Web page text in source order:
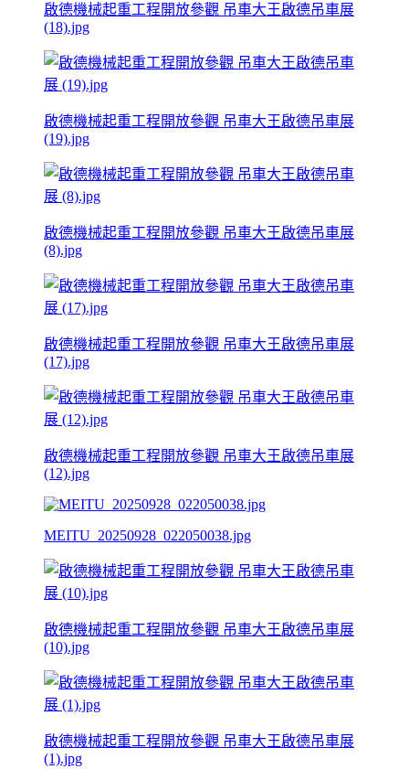
啟德機械起重工程開放參觀 吊車大王啟德吊車展
(18).jpg
啟德機械起重工程開放參觀 吊車大王啟德吊車展
(19).jpg
啟德機械起重工程開放參觀 吊車大王啟德吊車展
(8).jpg
啟德機械起重工程開放參觀 吊車大王啟德吊車展
(17).jpg
啟德機械起重工程開放參觀 吊車大王啟德吊車展
(12).jpg
MEITU_20250928_022050038.jpg
啟德機械起重工程開放參觀 吊車大王啟德吊車展
(10).jpg
啟德機械起重工程開放參觀 吊車大王啟德吊車展
(1).jpg